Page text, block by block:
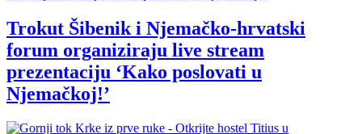
Trokut Šibenik i Njemačko-hrvatski
forum organiziraju live stream
prezentaciju ‘Kako poslovati u
Njemačkoj!’